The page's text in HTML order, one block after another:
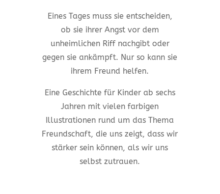
Eines Tages muss sie entscheiden,
ob sie ihrer Angst vor dem
unheimlichen Riff nachgibt oder
gegen sie ankämpft. Nur so kann sie
ihrem Freund helfen.
Eine Geschichte für Kinder ab sechs
Jahren mit vielen farbigen
Illustrationen rund um das Thema
Freundschaft, die uns zeigt, dass wir
stärker sein können, als wir uns
selbst zutrauen.